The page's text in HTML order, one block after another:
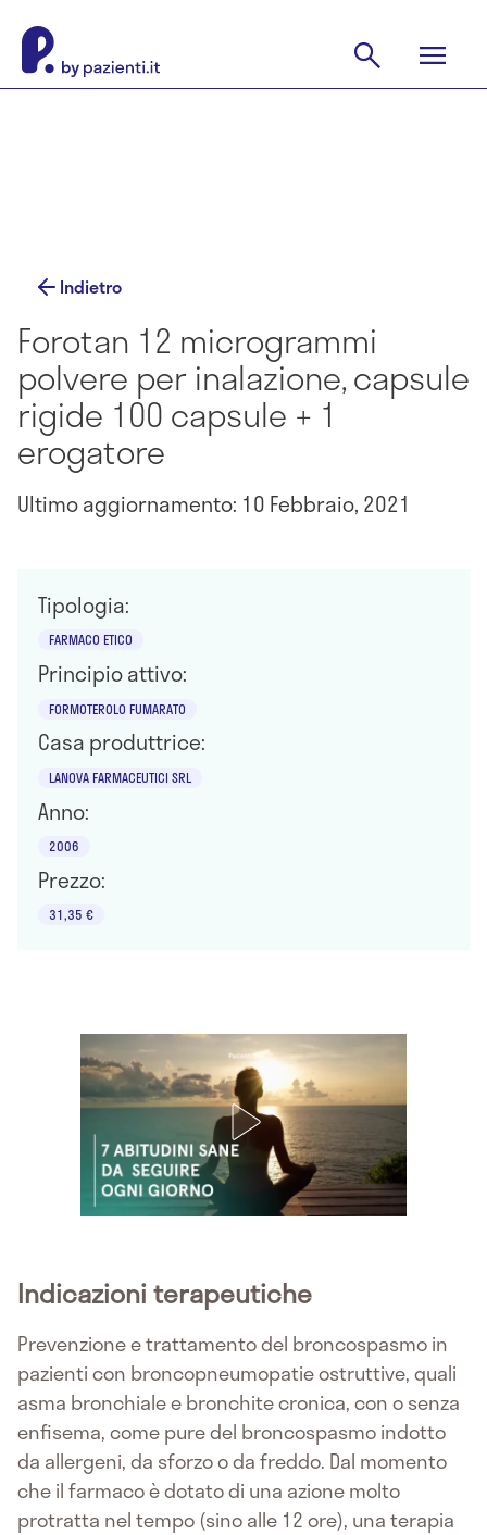
Indietro
Forotan 12 microgrammi
polvere per inalazione, capsule
rigide 100 capsule + 1
erogatore
Ultimo aggiornamento: 10 Febbraio, 2021
Tipologia:
FARMACO ETICO
Principio attivo:
FORMOTEROLO FUMARATO
Casa produttrice:
LANOVA FARMACEUTICI SRL
Anno:
2006
Prezzo:
31,35 €
Indicazioni terapeutiche
Prevenzione e trattamento del broncospasmo in
pazienti con broncopneumopatie ostruttive, quali
asma bronchiale e bronchite cronica, con o senza
enfisema, come pure del broncospasmo indotto
da allergeni, da sforzo o da freddo. Dal momento
che il farmaco è dotato di una azione molto
protratta nel tempo (sino alle 12 ore), una terapia